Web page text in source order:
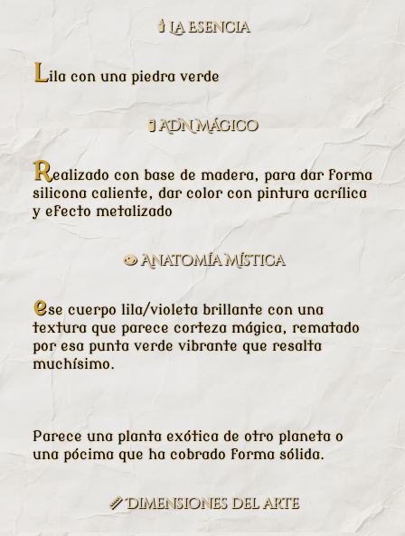
🕯️ La Esencia
Lila con una piedra verde
​🧪 ADN Mágico
Realizado con base de madera, para dar forma
silicona caliente, dar color con pintura acrílica
y efecto metalizado
👁️ Anatomía Mística
ese cuerpo lila/violeta brillante con una
textura que parece corteza mágica, rematado
por esa punta verde vibrante que resalta
muchísimo.
Parece una planta exótica de otro planeta o
una pócima que ha cobrado forma sólida.
📏 Dimensiones del arte